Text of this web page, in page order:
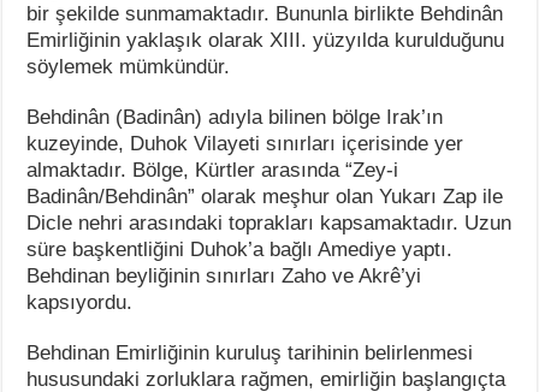
bir şekilde sunmamaktadır. Bununla birlikte Behdinân
Emirliğinin yaklaşık olarak XIII. yüzyılda kurulduğunu
söylemek mümkündür.
Behdinân (Badinân) adıyla bilinen bölge Irak’ın
kuzeyinde, Duhok Vilayeti sınırları içerisinde yer
almaktadır. Bölge, Kürtler arasında “Zey-i
Badinân/Behdinân” olarak meşhur olan Yukarı Zap ile
Dicle nehri arasındaki toprakları kapsamaktadır. Uzun
süre başkentliğini Duhok’a bağlı Amediye yaptı.
Behdinan beyliğinin sınırları Zaho ve Akrê’yi
kapsıyordu.
Behdinan Emirliğinin kuruluş tarihinin belirlenmesi
hususundaki zorluklara rağmen, emirliğin başlangıçta